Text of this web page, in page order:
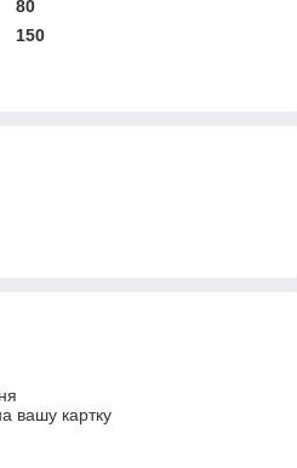
80
150
вашу картку